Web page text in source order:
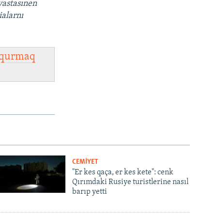
CEMİYET
"Er kes qaça, er kes kete": cenk
Qırımdaki Rusiye turistlerine nasıl
barıp yetti